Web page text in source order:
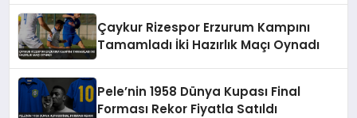
Çaykur Rizespor Erzurum Kampını
Tamamladı İki Hazırlık Maçı Oynadı
Pele’nin 1958 Dünya Kupası Final
Forması Rekor Fiyatla Satıldı